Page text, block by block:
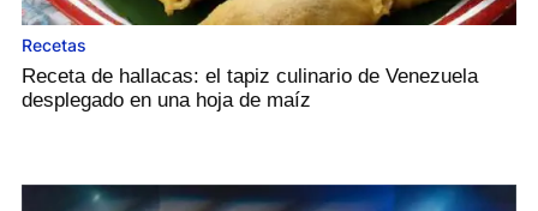
Recetas
Receta de hallacas: el tapiz culinario de Venezuela
desplegado en una hoja de maíz